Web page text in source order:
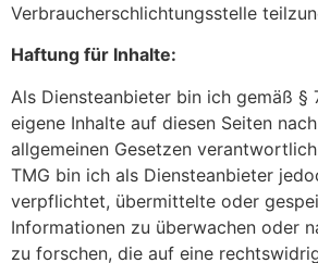
Verbraucherschlichtungsstelle
Haftung für Inhalte:
Als Diensteanbieter bin ich gemäß §
eigene Inhalte auf diesen Seiten
allgemeinen Gesetzen
TMG bin ich als Diensteanbieter
verpflichtet, übermittelte oder
Informationen zu überwachen oder
zu forschen, die auf eine